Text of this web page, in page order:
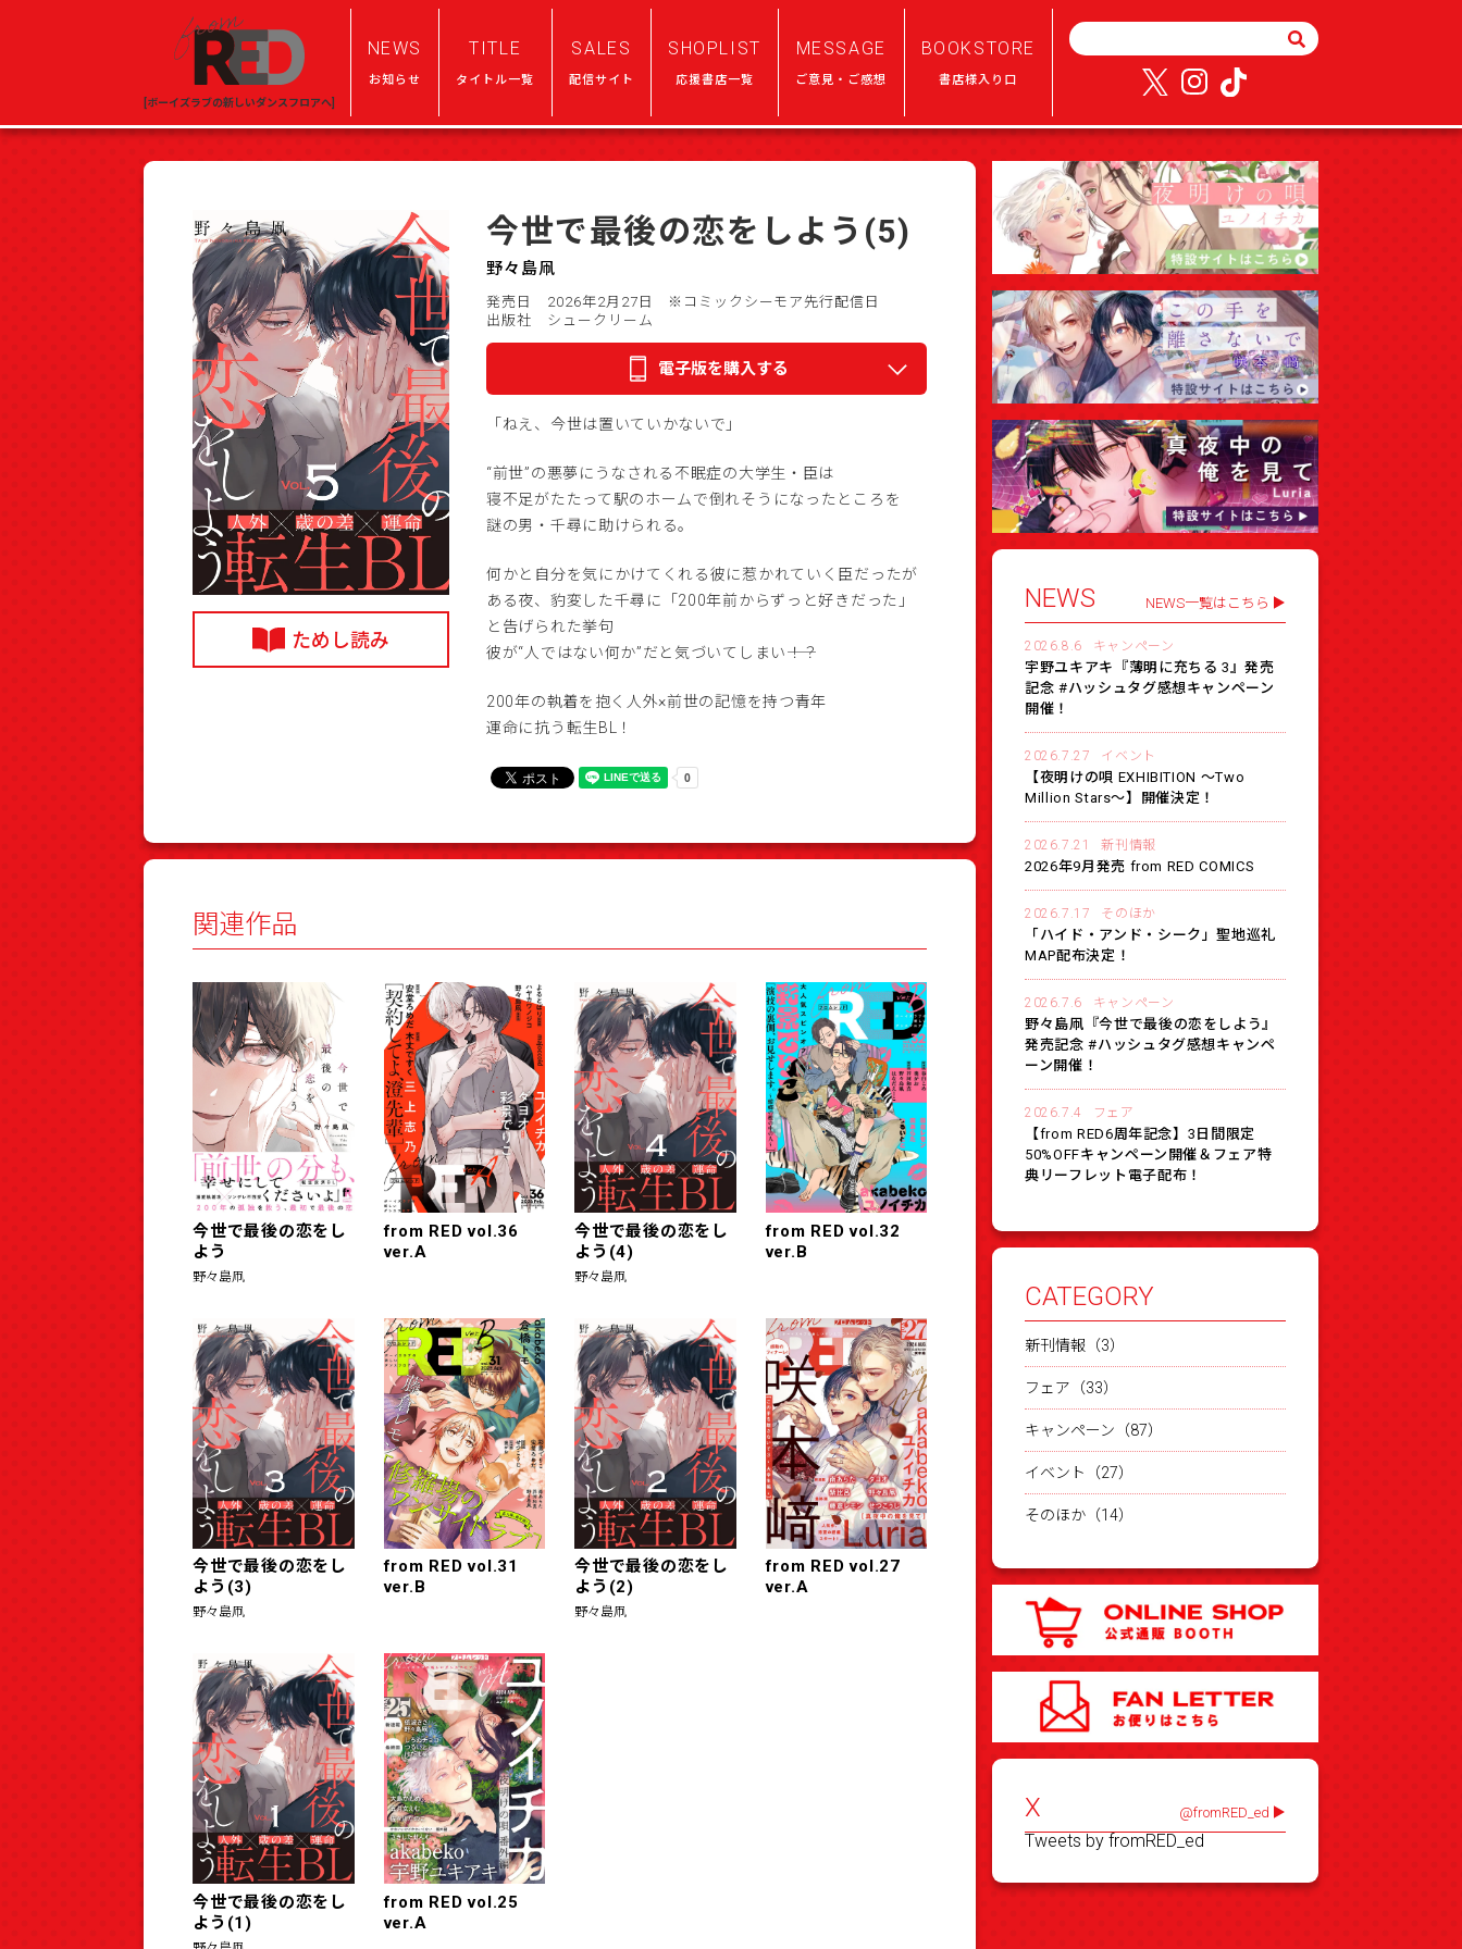
[ボーイズラブの新しいダンスフロアへ]
NEWS
お知らせ
TITLE
タイトル一覧
SALES
配信サイト
SHOPLIST
応援書店一覧
MESSAGE
ご意見・ご感想
BOOKSTORE
書店様入り口
ためし読み
今世で最後の恋をしよう(5)
野々島凧
発売日 2026年2月27日
※コミックシーモア先行配信日
出版社 シュークリーム
電子版を購入する
「ねえ、今世は置いていかないで」
“前世”の悪夢にうなされる不眠症の大学生・臣は
寝不足がたたって駅のホームで倒れそうになったところを
謎の男・千尋に助けられる。
何かと自分を気にかけてくれる彼に惹かれていく臣だったが
ある夜、豹変した千尋に「200年前からずっと好きだった」
と告げられた挙句
彼が“人ではない何か”だと気づいてしまい――！？
200年の執着を抱く人外×前世の記憶を持つ青年
運命に抗う転生BL！
関連作品
今世で最後の恋をし
よう
野々島凧
from RED vol.36
ver.A
今世で最後の恋をし
よう(4)
野々島凧
from RED vol.32
ver.B
今世で最後の恋をし
よう(3)
野々島凧
from RED vol.31
ver.B
今世で最後の恋をし
よう(2)
野々島凧
from RED vol.27
ver.A
今世で最後の恋をし
よう(1)
from RED vol.25
ver.A
NEWS NEWS一覧はこちら
2026.8.6 キャンペーン
宇野ユキアキ『薄明に充ちる 3』発売
記念 #ハッシュタグ感想キャンペーン
開催！
2026.7.27 イベント
【夜明けの唄 EXHIBITION 〜Two
Million Stars〜】開催決定！
2026.7.21 新刊情報
2026年9月発売 from RED COMICS
2026.7.17 そのほか
「ハイド・アンド・シーク」聖地巡礼
MAP配布決定！
2026.7.6 キャンペーン
野々島凧『今世で最後の恋をしよう』
発売記念 #ハッシュタグ感想キャンペ
ーン開催！
2026.7.4 フェア
【from RED6周年記念】3日間限定
50%OFFキャンペーン開催＆フェア特
典リーフレット電子配布！
CATEGORY
新刊情報（3）
フェア（33）
キャンペーン（87）
イベント（27）
そのほか（14）
X @fromRED_ed
Tweets by fromRED_ed